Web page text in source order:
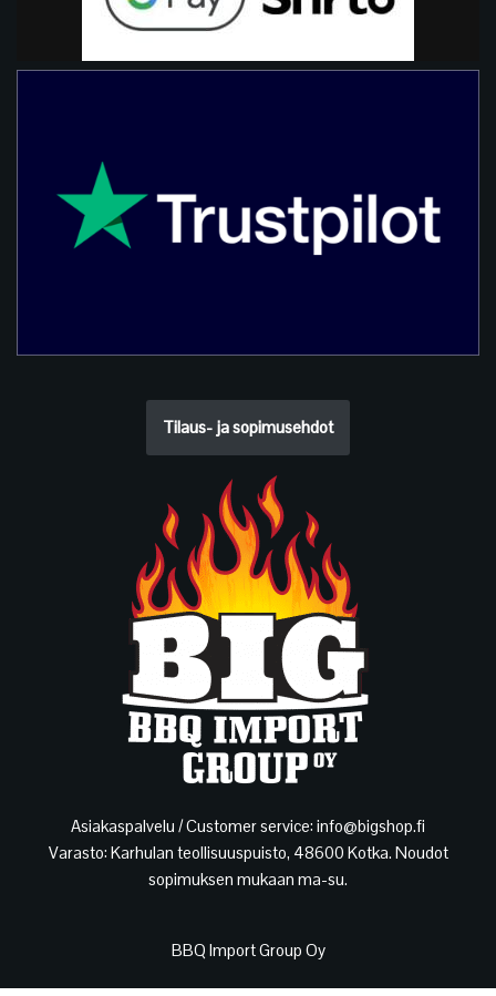
Tilaus- ja sopimusehdot
Asiakaspalvelu / Customer service: info@bigshop.fi
Varasto: Karhulan teollisuuspuisto, 48600 Kotka. Noudot
sopimuksen mukaan ma-su.
BBQ Import Group Oy